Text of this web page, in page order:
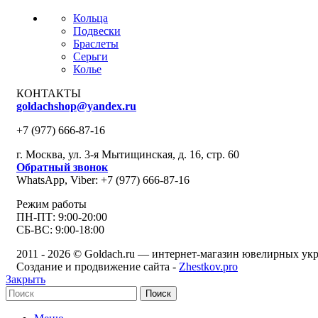
Кольца
Подвески
Браслеты
Серьги
Колье
КОНТАКТЫ
goldachshop@yandex.ru
+7 (977) 666-87-16
г. Москва, ул. 3-я Мытищинская, д. 16, стр. 60
Обратный звонок
WhatsApp, Viber: +7 (977) 666-87-16
Режим работы
ПН-ПТ: 9:00-20:00
СБ-ВС: 9:00-18:00
2011 - 2026 © Goldach.ru — интернет-магазин ювелирных
Создание и продвижение сайта - Zhestkov.pro
Закрыть
Поиск